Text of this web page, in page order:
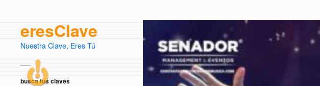
eresClave
Nuestra Clave, Eres Tú
busca tus claves